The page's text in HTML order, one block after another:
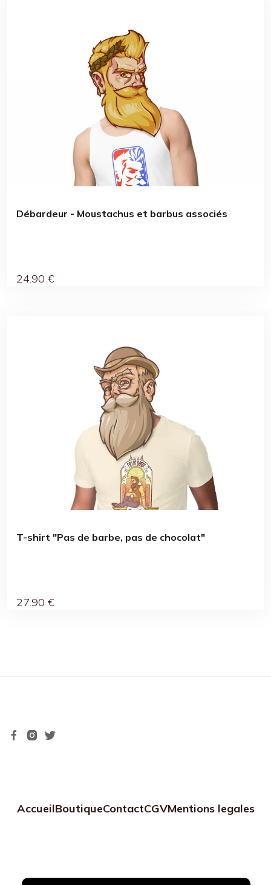
Débardeur - Moustachus et barbus associés
24.90 €
T-shirt "Pas de barbe, pas de chocolat"
27.90 €
AccueilBoutiqueContactCGVMentions legales